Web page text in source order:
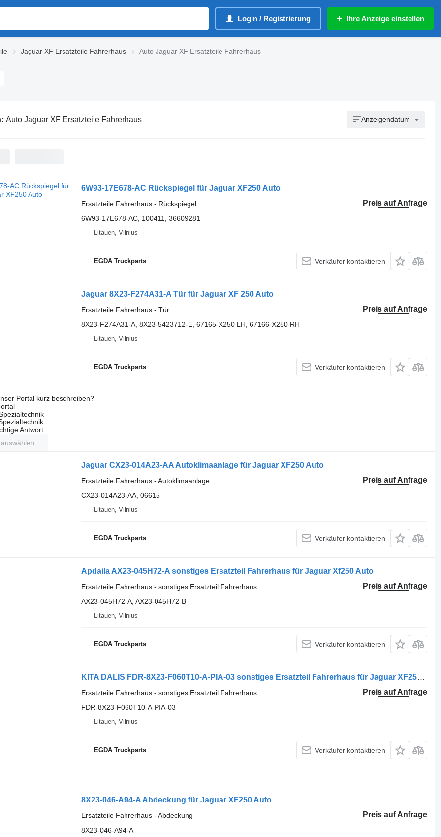
Login / Registrierung Ihre Anzeige einstellen
Jaguar XF Ersatzteile Fahrerhaus Auto Jaguar XF Ersatzteile Fahrerhaus
Auto Jaguar XF Ersatzteile Fahrerhaus Anzeigendatum
6W93-17E678-AC Rückspiegel für Jaguar XF250 Auto
Preis auf Anfrage
Ersatzteile Fahrerhaus - Rückspiegel
6W93-17E678-AC, 100411, 36609281
Litauen, Vilnius
EGDA Truckparts Verkäufer kontaktieren
Jaguar 8X23-F274A31-A Tür für Jaguar XF 250 Auto
Preis auf Anfrage
Ersatzteile Fahrerhaus - Tür
8X23-F274A31-A, 8X23-5423712-E, 67165-X250 LH, 67166-X250 RH
Litauen, Vilnius
EGDA Truckparts Verkäufer kontaktieren
Portal kurz beschreiben?
Antwort
Jaguar CX23-014A23-AA Autoklimaanlage für Jaguar XF250 Auto
Preis auf Anfrage
Ersatzteile Fahrerhaus - Autoklimaanlage
CX23-014A23-AA, 06615
Litauen, Vilnius
EGDA Truckparts Verkäufer kontaktieren
Apdaila AX23-045H72-A sonstiges Ersatzteil Fahrerhaus für Jaguar Xf250 Auto
Preis auf Anfrage
Ersatzteile Fahrerhaus - sonstiges Ersatzteil Fahrerhaus
AX23-045H72-A, AX23-045H72-B
Litauen, Vilnius
EGDA Truckparts Verkäufer kontaktieren
KITA DALIS FDR-8X23-F060T10-A-PIA-03 sonstiges Ersatzteil Fahrerhaus für Jaguar XF250 Auto
Preis auf Anfrage
Ersatzteile Fahrerhaus - sonstiges Ersatzteil Fahrerhaus
FDR-8X23-F060T10-A-PIA-03
Litauen, Vilnius
EGDA Truckparts Verkäufer kontaktieren
8X23-046-A94-A Abdeckung für Jaguar XF250 Auto
Preis auf Anfrage
Ersatzteile Fahrerhaus - Abdeckung
8X23-046-A94-A